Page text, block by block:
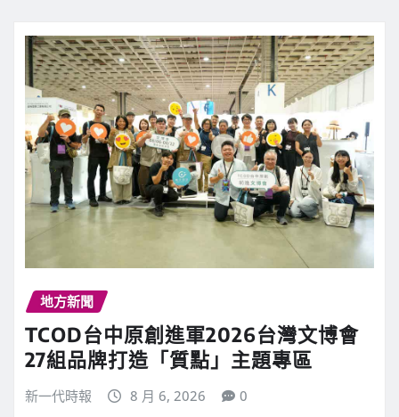
地方新聞
TCOD台中原創進軍2026台灣文博會
27組品牌打造「質點」主題專區
新一代時報 8 月 6, 2026 0